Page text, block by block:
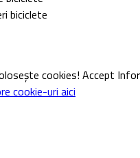
biciclete
cookies! Accept
cookie-uri aici